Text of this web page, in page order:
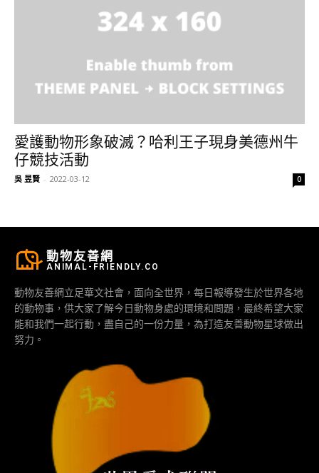
愛護動物形象破滅？哈利王子現身美德州牛
仔競技活動
吳 昱賢 - 2022-03-12 0
動物友善網
ANIMAL-FRIENDLY.CO
動物友善網立足華文社會，面向全世界，每日報導發生於世界各地
的動物事，供大家了解今日動物身處的環境和問題，最終希望大家
能和我們一起行動，盡自己的一份力量，為打造友善動物星球做出
努力。